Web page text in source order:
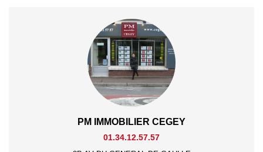
PM IMMOBILIER CEGEY
01.34.12.57.57